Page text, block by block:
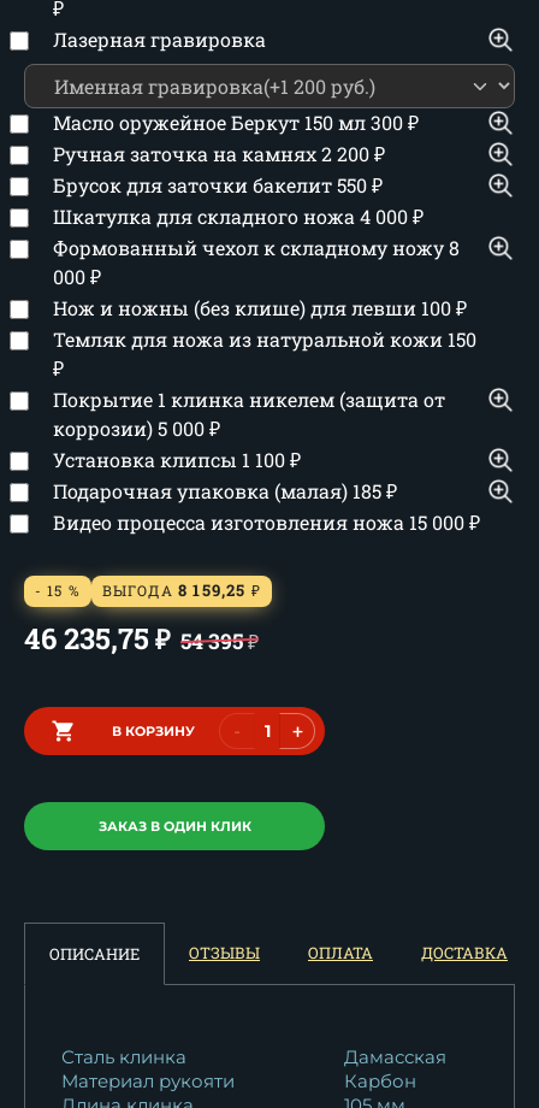
₽
Лазерная гравировка
Масло оружейное Беркут 150 мл300₽
Ручная заточка на камнях2 200₽
Брусок для заточки бакелит550₽
Шкатулка для складного ножа 4 000₽
Формованный чехол к складному ножу8
000₽
Нож и ножны (без клише) для левши 100₽
Темляк для ножа из натуральной кожи 150
₽
Покрытие 1 клинка никелем (защита от
коррозии)5 000₽
Установка клипсы 1 100₽
Подарочная упаковка (малая) 185₽
Видео процесса изготовления ножа 15 000₽
- 15 % ВЫГОДА 8 159,25 ₽
46 235,75 ₽ 54 395₽
В КОРЗИНУ - +
ЗАКАЗ В ОДИН КЛИК
ОПИСАНИЕ ОТЗЫВЫ ОПЛАТА ДОСТАВКА
Сталь клинка
Дамасская
Материал рукояти
Карбон